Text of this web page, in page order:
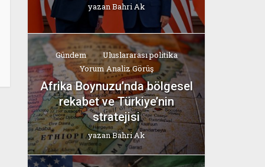
yazanBahri Ak
Gündem
Uluslararası politika
Yorum Analiz Görüş
Afrika Boynuzu’nda bölgesel
rekabet ve Türkiye’nin
stratejisi
yazanBahri Ak